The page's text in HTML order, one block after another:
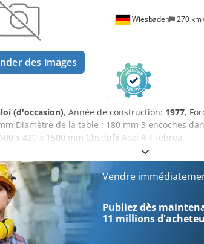
des images
Wiesbaden 270 km
(d'occasion), Année de construction: 1977,
Diamètre de la table : 180 mm 3 encoches
x 420 x 1500 mm Chsdpfx Aozi A I Tebrea
Vendre
Publiez dès
11 millions